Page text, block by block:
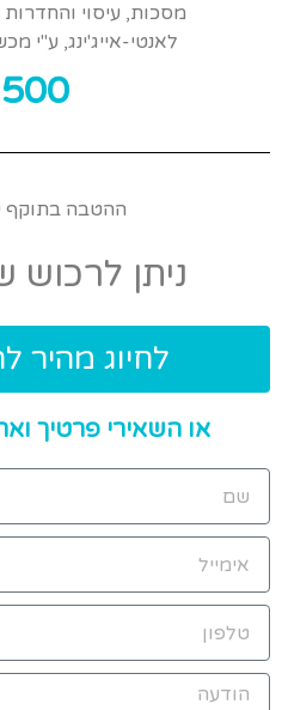
מסכות, עיסוי
לאנטי-אייג'ינג, ע"י
500 ₪
ההטבה בתוקף עד
ניתן לרכוש
לחיוג מהיר
או השאירי פרטיך